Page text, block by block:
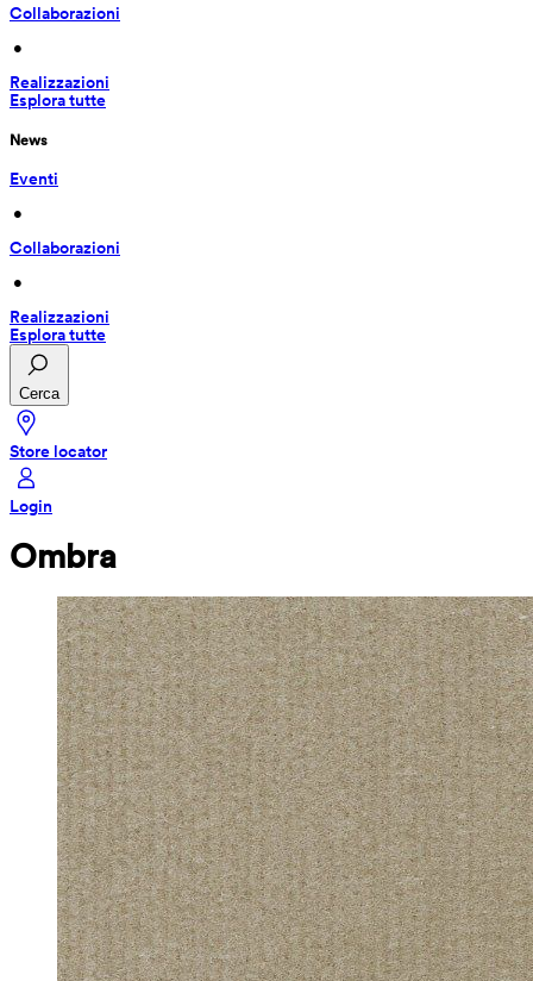
Collaborazioni
•
Realizzazioni
Esplora tutte
News
Eventi
•
Collaborazioni
•
Realizzazioni
Esplora tutte
Cerca
Store locator
Login
Ombra